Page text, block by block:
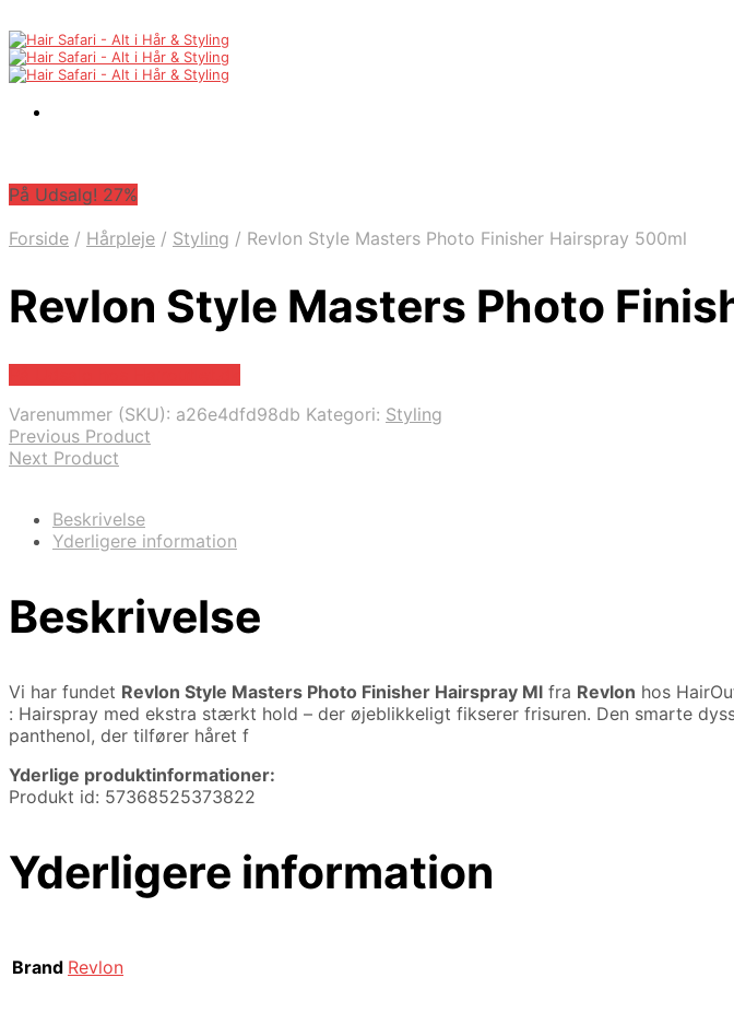
På Udsalg! 27%
Forside / Hårpleje / Styling / Revlon Style Masters Photo Finisher Hairspray 500ml
Revlon Style Masters Photo
Varenummer (SKU): a26e4dfd98db Kategori: Styling
Previous Product
Next Product
Beskrivelse
Yderligere information
Beskrivelse
Vi har fundet Revlon Style Masters Photo Finisher Hairspray Ml fra Revlon hos
: Hairspray med ekstra stærkt hold – der øjeblikkeligt fikserer frisuren. Den smarte
panthenol, der tilfører håret f
Yderlige produktinformationer:
Produkt id: 57368525373822
Yderligere information
Brand Revlon